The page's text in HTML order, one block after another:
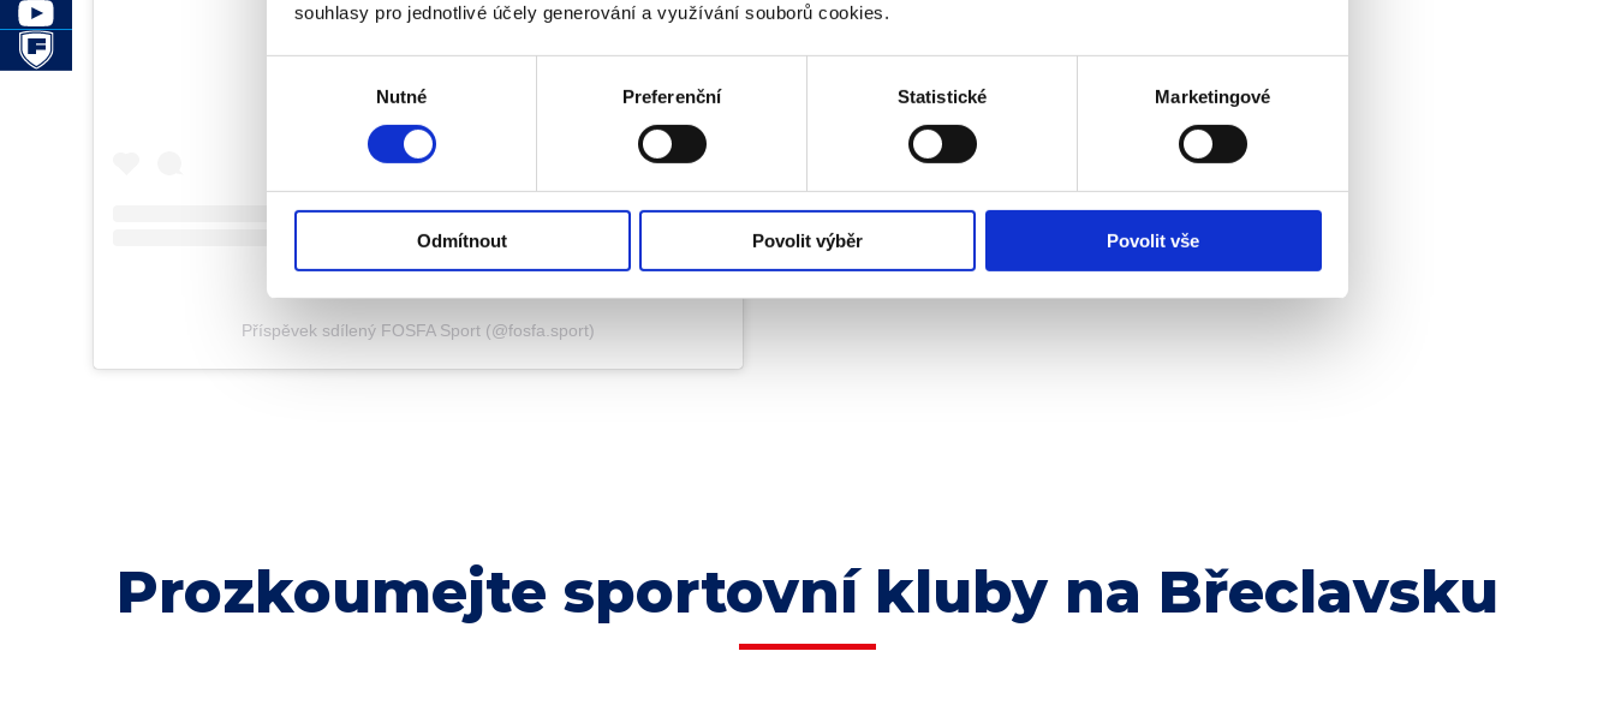
souhlasy pro jednotlivé účely generování a využívání souborů cookies.
Nutné Preferenční Statistické Marketingové
Odmítnout Povolit výběr Povolit vše
Příspěvek sdílený FOSFA Sport (@fosfa.sport)
Prozkoumejte sportovní kluby na Břeclavsku